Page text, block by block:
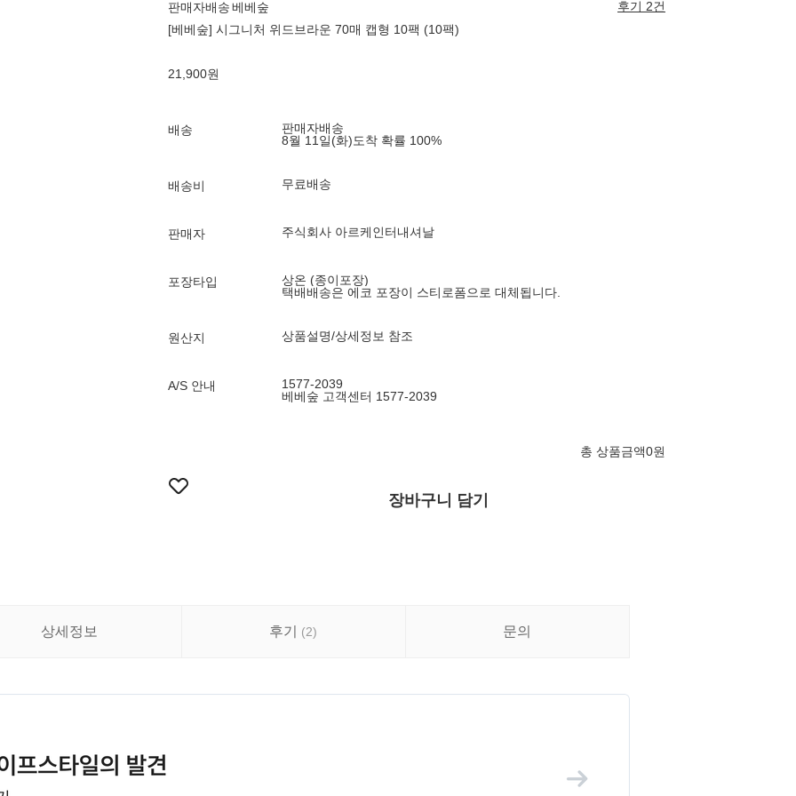
판매자배송베베숲
후기 2건
[베베숲] 시그니처 위드브라운 70매 캡형 10팩 (10팩)
21,900원
배송
판매자배송
8월 11일(화)도착 확률 100%
배송비 무료배송
판매자 주식회사 아르케인터내셔날
포장타입
상온 (종이포장)
택배배송은 에코 포장이 스티로폼으로 대체됩니다.
원산지 상품설명/상세정보 참조
A/S 안내
1577-2039
베베숲 고객센터 1577-2039
총 상품금액0원
장바구니 담기
상세정보 후기 (2) 문의